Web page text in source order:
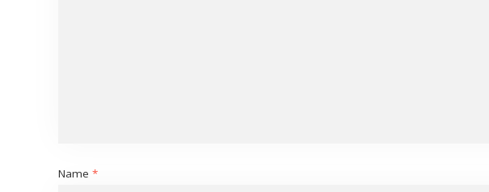
Name *